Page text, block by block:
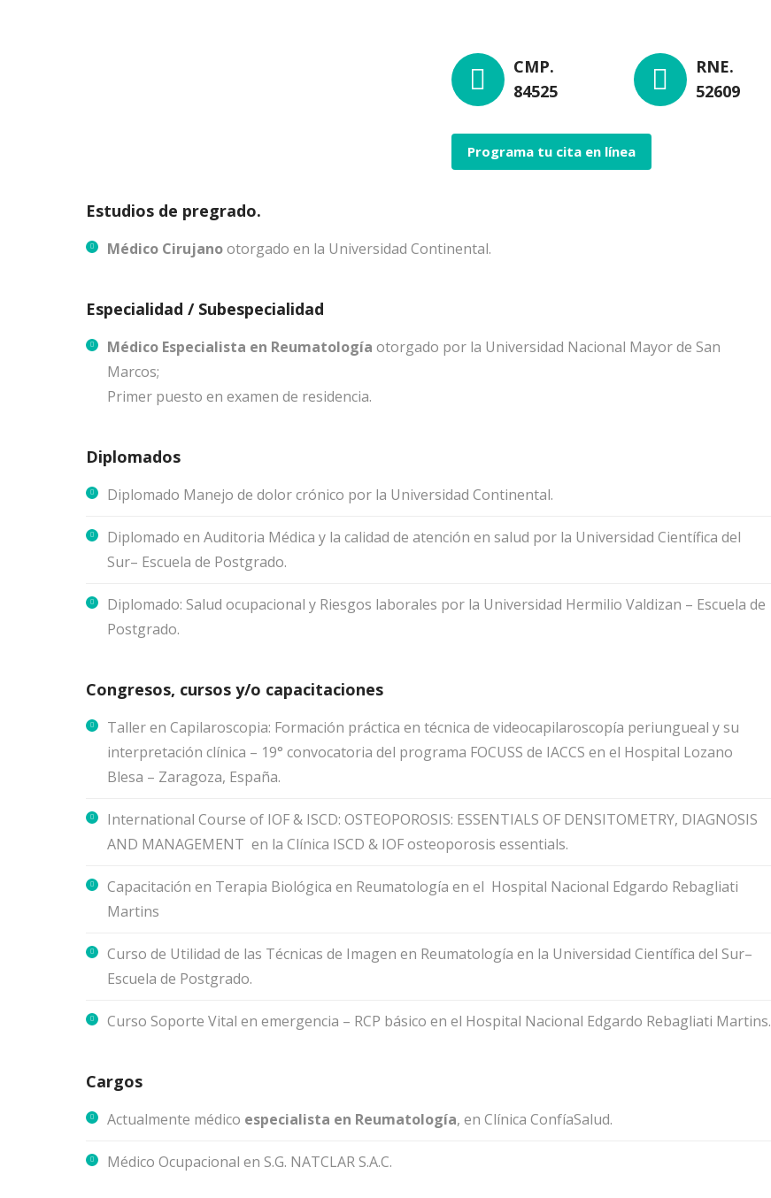
CMP.
84525
RNE.
52609
Programa tu cita en línea
Estudios de pregrado.
Médico Cirujanootorgado en la Universidad Continental.
Especialidad / Subespecialidad
Médico Especialista en Reumatología otorgado por la Universidad Nacional Mayor de San
Marcos;
Primer puesto en examen de residencia.
Diplomados
Diplomado Manejo de dolor crónico por la Universidad Continental.
Diplomado en Auditoria Médica y la calidad de atención en salud por la Universidad Científica del
Sur– Escuela de Postgrado.
Diplomado: Salud ocupacional y Riesgos laborales por la Universidad Hermilio Valdizan – Escuela de
Postgrado.
Congresos, cursos y/o capacitaciones
Taller en Capilaroscopia: Formación práctica en técnica de videocapilaroscopía periungueal y su
interpretación clínica – 19° convocatoria del programa FOCUSS de IACCS en el Hospital Lozano
Blesa – Zaragoza, España.
International Course of IOF & ISCD: OSTEOPOROSIS: ESSENTIALS OF DENSITOMETRY, DIAGNOSIS
AND MANAGEMENT en la Clínica ISCD & IOF osteoporosis essentials.
Capacitación en Terapia Biológica en Reumatología en el Hospital Nacional Edgardo Rebagliati
Martins
Curso de Utilidad de las Técnicas de Imagen en Reumatología en la Universidad Científica del Sur–
Escuela de Postgrado.
Curso Soporte Vital en emergencia – RCP básico en el Hospital Nacional Edgardo Rebagliati Martins.
Cargos
Actualmente médico especialista en Reumatología, en Clínica ConfíaSalud.
Médico Ocupacional en S.G. NATCLAR S.A.C.